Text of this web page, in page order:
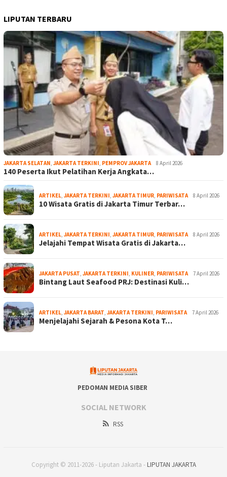
LIPUTAN TERBARU
JAKARTA SELATAN, JAKARTA TERKINI, PEMPROV JAKARTA 8 April 2026
140 Peserta Ikut Pelatihan Kerja Angkata…
ARTIKEL, JAKARTA TERKINI, JAKARTA TIMUR, PARIWISATA 8 April 2026
10 Wisata Gratis di Jakarta Timur Terbar…
ARTIKEL, JAKARTA TERKINI, JAKARTA TIMUR, PARIWISATA 8 April 2026
Jelajahi Tempat Wisata Gratis di Jakarta…
JAKARTA PUSAT, JAKARTA TERKINI, KULINER, PARIWISATA 7 April 2026
Bintang Laut Seafood PRJ: Destinasi Kuli…
ARTIKEL, JAKARTA BARAT, JAKARTA TERKINI, PARIWISATA 7 April 2026
Menjelajahi Sejarah & Pesona Kota T…
PEDOMAN MEDIA SIBER
SOCIAL NETWORK
RSS
Copyright © 2011-2026 - Liputan Jakarta - LIPUTAN JAKARTA